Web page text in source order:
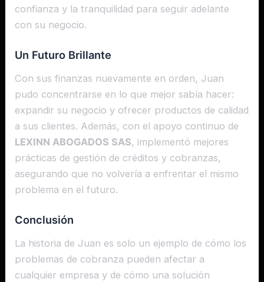
confianza y la tranquilidad para seguir adelante
con su negocio.
Un Futuro Brillante
Con sus finanzas nuevamente en orden, Juan
pudo concentrarse en lo que mejor sabía hacer:
expandir su negocio y ofrecer productos de calidad
a sus clientes. Además, con el apoyo continuo de
LEXINN ABOGADOS SAS, implementó mejores
prácticas de gestión de créditos y cobranzas,
asegurando que no volvería a enfrentar el mismo
problema en el futuro.
Conclusión
La historia de Juan es solo un ejemplo de cómo los
problemas de cobranza pueden afectar a
cualquier empresa y de cómo una solución